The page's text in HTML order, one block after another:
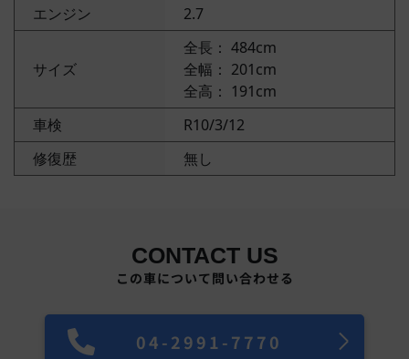
エンジン
2.7
サイズ
全長： 484cm
全幅： 201cm
全高： 191cm
車検
R10/3/12
修復歴
無し
CONTACT US
この車について問い合わせる
04-2991-7770